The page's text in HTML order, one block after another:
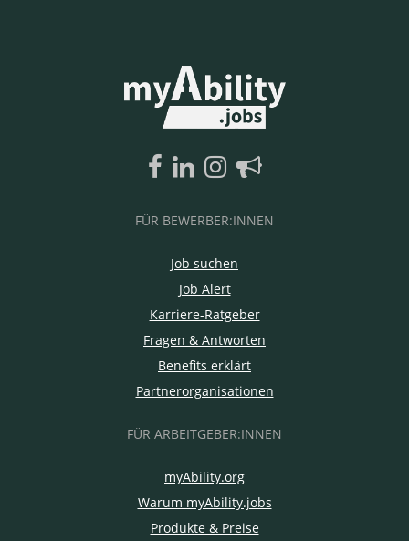
FÜR BEWERBER:INNEN
Job suchen
Job Alert
Karriere-Ratgeber
Fragen & Antworten
Benefits erklärt
Partnerorganisationen
FÜR ARBEITGEBER:INNEN
myAbility.org
Warum myAbility.jobs
Produkte & Preise